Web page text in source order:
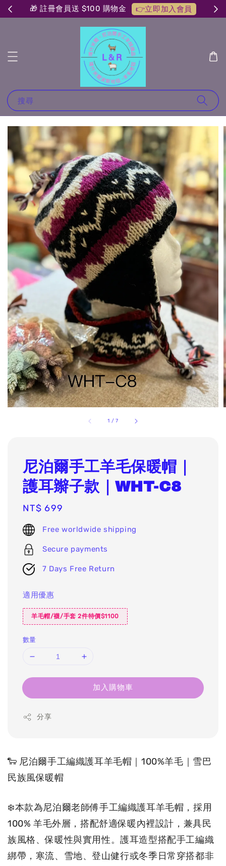
🎁 註冊會員送 $100 購物金 👉立即加入會員
搜尋
1 /7
尼泊爾手工羊毛保暖帽｜
護耳辮子款｜WHT-C8
Regular
price
NT$ 699
Free worldwide shipping
Secure payments
7 Days Free Return
適用優惠
羊毛帽/襪/手套 2件特價$1100
數量
加入購物車
分享
🐑 尼泊爾手工編織護耳羊毛帽｜100%羊毛｜雪巴
民族風保暖帽
❄️本款為尼泊爾老師傅手工編織護耳羊毛帽，採用
100% 羊毛外層，搭配舒適保暖內裡設計，兼具民
族風格、保暖性與實用性。護耳造型搭配手工編織
綁帶，寒流、雪地、登山健行或冬季日常穿搭都非